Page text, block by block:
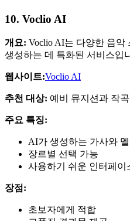
10. Voclio AI
개요: Voclio AI는 다양한 음악
생성하는 데 특화된 서비스입
웹사이트:Voclio AI
추천 대상: 예비 뮤지션과 작
주요 특징:
AI가 생성하는 가사와 멜
장르별 선택 가능
사용하기 쉬운 인터페이
장점:
초보자에게 적합